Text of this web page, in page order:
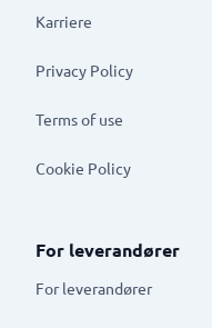
Karriere
Privacy Policy
Terms of use
Cookie Policy
For leverandører
For leverandører